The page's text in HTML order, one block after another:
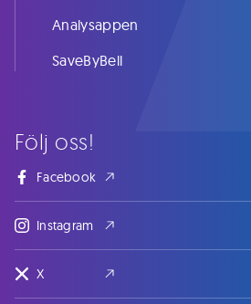
Följ oss!
Facebook
Instagram
X
Analysappen
SaveByBell